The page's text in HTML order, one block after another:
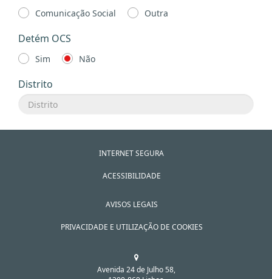
Comunicação Social Outra
Detém OCS
Sim Não
Distrito
INTERNET SEGURA
ACESSIBILIDADE
AVISOS LEGAIS
PRIVACIDADE E UTILIZAÇÃO DE COOKIES
Avenida 24 de Julho 58,